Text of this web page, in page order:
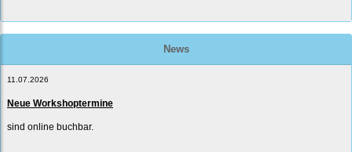
News
11.07.2026
Neue Workshoptermine
sind online buchbar.